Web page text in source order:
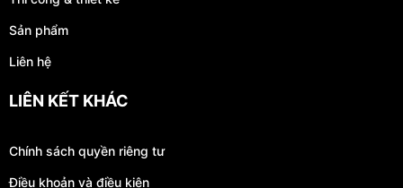
Sản phẩm
Liên hệ
LIÊN KẾT KHÁC
Chính sách quyền riêng tư
Điều khoản và điều kiện